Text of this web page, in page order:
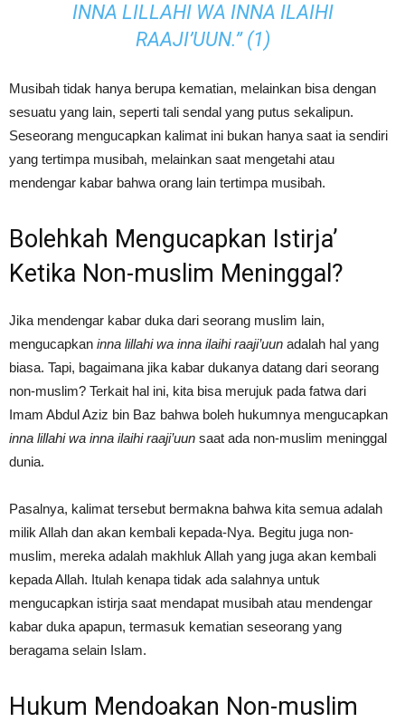
INNA LILLAHI WA INNA ILAIHI
RAAJI’UUN.” (1)
Musibah tidak hanya berupa kematian, melainkan bisa dengan
sesuatu yang lain, seperti tali sendal yang putus sekalipun.
Seseorang mengucapkan kalimat ini bukan hanya saat ia sendiri
yang tertimpa musibah, melainkan saat mengetahi atau
mendengar kabar bahwa orang lain tertimpa musibah.
Bolehkah Mengucapkan Istirja’
Ketika Non-muslim Meninggal?
Jika mendengar kabar duka dari seorang muslim lain,
mengucapkan inna lillahi wa inna ilaihi raaji’uun adalah hal yang
biasa. Tapi, bagaimana jika kabar dukanya datang dari seorang
non-muslim? Terkait hal ini, kita bisa merujuk pada fatwa dari
Imam Abdul Aziz bin Baz bahwa boleh hukumnya mengucapkan
inna lillahi wa inna ilaihi raaji’uun saat ada non-muslim meninggal
dunia.
Pasalnya, kalimat tersebut bermakna bahwa kita semua adalah
milik Allah dan akan kembali kepada-Nya. Begitu juga non-
muslim, mereka adalah makhluk Allah yang juga akan kembali
kepada Allah. Itulah kenapa tidak ada salahnya untuk
mengucapkan istirja saat mendapat musibah atau mendengar
kabar duka apapun, termasuk kematian seseorang yang
beragama selain Islam.
Hukum Mendoakan Non-muslim